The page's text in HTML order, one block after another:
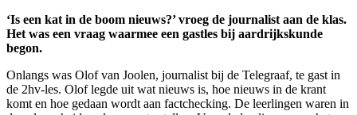
‘Is een kat in de boom nieuws?’ vroeg de journalist aan de klas.
Het was een vraag waarmee een gastles bij aardrijkskunde
begon.
Onlangs was Olof van Joolen, journalist bij de Telegraaf, te gast in
de 2hv-les. Olof legde uit wat nieuws is, hoe nieuws in de krant
komt en hoe gedaan wordt aan factchecking. De leerlingen waren in